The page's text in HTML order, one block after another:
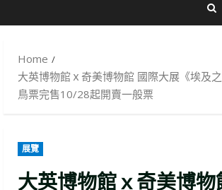
Home
大英博物館ｘ奇美博物館 國際大展《埃及
鳥票完售10/28起開賣一般票
展覽
大英博物館ｘ奇美博